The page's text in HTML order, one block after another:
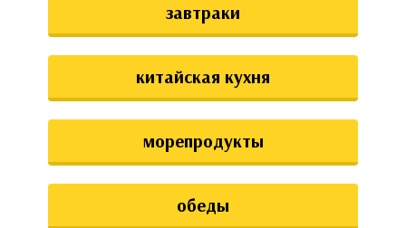
завтраки
китайская кухня
морепродукты
обеды